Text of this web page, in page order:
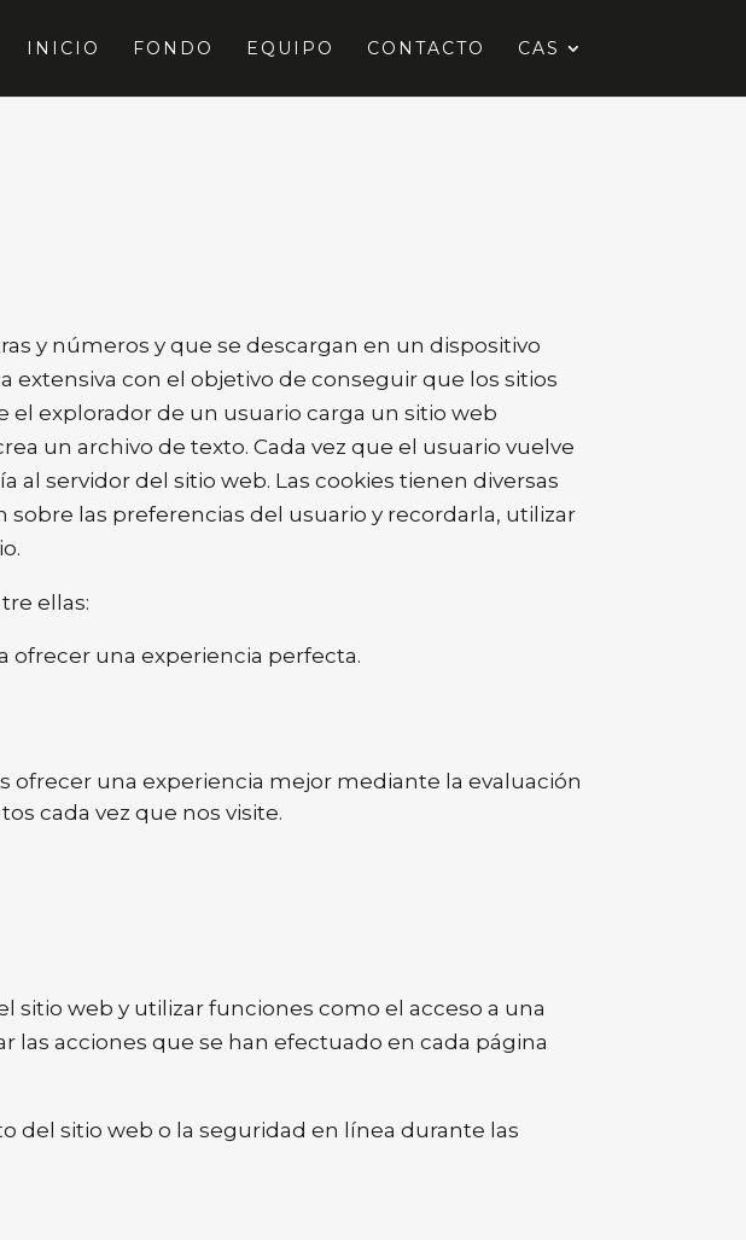
INICIO FONDO EQUIPO CONTACTO CAS
y números y que se descargan en un dispositivo
extensiva con el objetivo de conseguir que los sitios
el explorador de un usuario carga un sitio web
un archivo de texto. Cada vez que el usuario vuelve
al servidor del sitio web. Las cookies tienen diversas
las preferencias del usuario y recordarla, utilizar
ellas:
ofrecer una experiencia perfecta.
ofrecer una experiencia mejor mediante la evaluación
cada vez que nos visite.
sitio web y utilizar funciones como el acceso a una
las acciones que se han efectuado en cada página
del sitio web o la seguridad en línea durante las